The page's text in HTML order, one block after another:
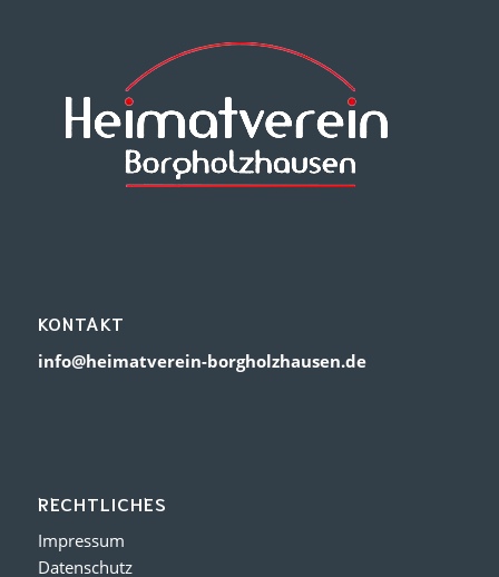
KONTAKT
info@heimatverein-borgholzhausen.de
RECHTLICHES
Impressum
Datenschutz